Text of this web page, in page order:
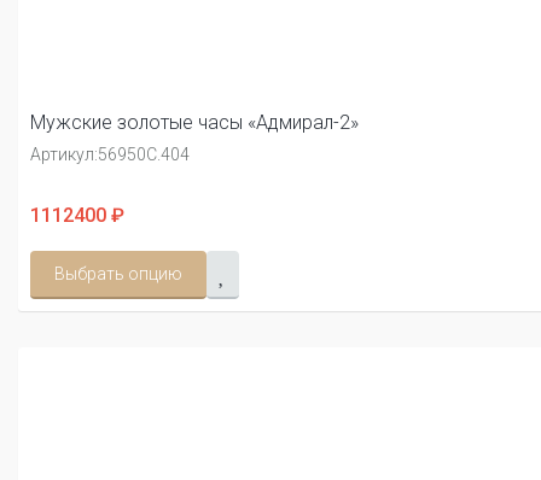
Мужские золотые часы «Адмирал-2»
Артикул:56950С.404
1112400 ₽
Выбрать опцию